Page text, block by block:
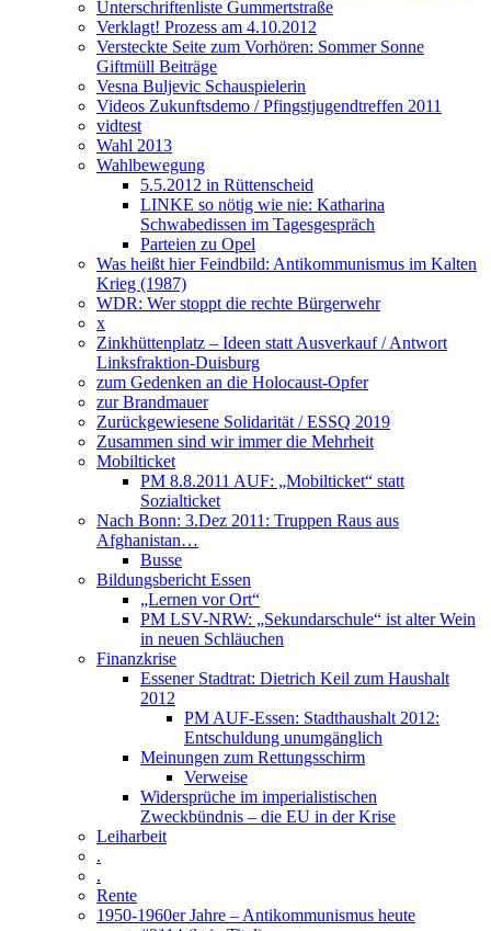
Unterschriftenliste Gummertstraße
Verklagt! Prozess am 4.10.2012
Versteckte Seite zum Vorhören: Sommer Sonne
Giftmüll Beiträge
Vesna Buljevic Schauspielerin
Videos Zukunftsdemo / Pfingstjugendtreffen 2011
vidtest
Wahl 2013
Wahlbewegung
5.5.2012 in Rüttenscheid
LINKE so nötig wie nie: Katharina
Schwabedissen im Tagesgespräch
Parteien zu Opel
Was heißt hier Feindbild: Antikommunismus im Kalten
Krieg (1987)
WDR: Wer stoppt die rechte Bürgerwehr
x
Zinkhüttenplatz – Ideen statt Ausverkauf / Antwort
Linksfraktion-Duisburg
zum Gedenken an die Holocaust-Opfer
zur Brandmauer
Zurückgewiesene Solidarität / ESSQ 2019
Zusammen sind wir immer die Mehrheit
Mobilticket
PM 8.8.2011 AUF: „Mobilticket“ statt
Sozialticket
Nach Bonn: 3.Dez 2011: Truppen Raus aus
Afghanistan…
Busse
Bildungsbericht Essen
„Lernen vor Ort“
PM LSV-NRW: „Sekundarschule“ ist alter Wein
in neuen Schläuchen
Finanzkrise
Essener Stadtrat: Dietrich Keil zum Haushalt
2012
PM AUF-Essen: Stadthaushalt 2012:
Entschuldung unumgänglich
Meinungen zum Rettungsschirm
Verweise
Widersprüche im imperialistischen
Zweckbündnis – die EU in der Krise
Leiharbeit
.
.
Rente
1950-1960er Jahre – Antikommunismus heute